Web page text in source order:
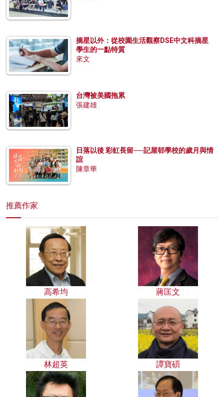
摘星以外：從校園生活觀察DSE中文科摘星
學生的一點特質
來文
台灣被美國拖累
張建雄
日落以後 彩虹長留──記屋邨學校的歲月與情
誼
陳章華
推薦作家
高希均 蔣匡文
林超英 譚寶碩